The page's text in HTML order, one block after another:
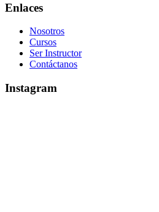
Enlaces
Nosotros
Cursos
Ser Instructor
Contáctanos
Instagram